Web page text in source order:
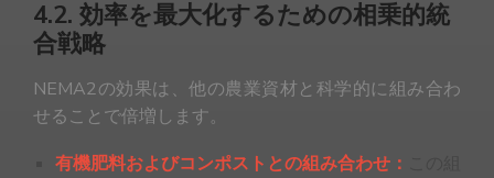
4.2. 効率を最大化するための相乗的統
合戦略
NEMA2の効果は、他の農業資材と科学的に組み合わ
せることで倍増します。
有機肥料およびコンポストとの組み合わせ：